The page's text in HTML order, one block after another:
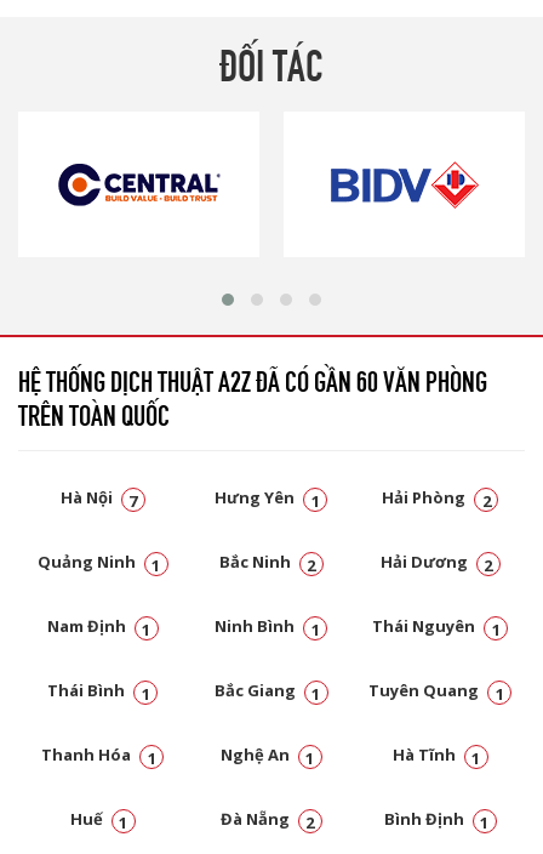
ĐỐI TÁC
HỆ THỐNG DỊCH THUẬT A2Z ĐÃ CÓ GẦN 60 VĂN PHÒNG
TRÊN TOÀN QUỐC
Hà Nội 7 Hưng Yên 1 Hải Phòng 2
Quảng Ninh 1 Bắc Ninh 2 Hải Dương 2
Nam Định 1 Ninh Bình 1 Thái Nguyên 1
Thái Bình 1 Bắc Giang 1 Tuyên Quang 1
Thanh Hóa 1 Nghệ An 1 Hà Tĩnh 1
Huế 1 Đà Nẵng 2 Bình Định 1